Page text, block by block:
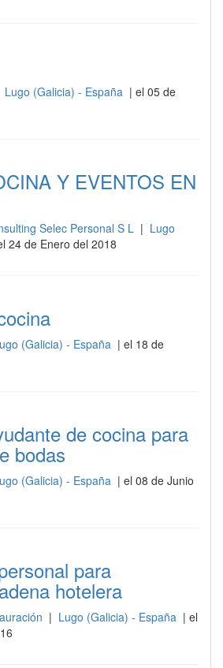
Lugo (Galicia) - España | el 05 de
Y EVENTOS EN
Selec Personal S L | Lugo
24 de Enero del 2018
(Galicia) - España | el 18 de
de cocina para
bodas
(Galicia) - España | el 08 de Junio
para
hotelera
| Lugo (Galicia) - España | el